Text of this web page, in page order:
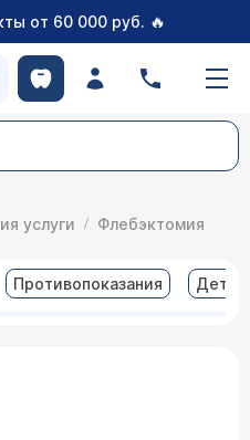
от 60 000 руб. 🔥
услуги Флебэктомия
Противопоказания